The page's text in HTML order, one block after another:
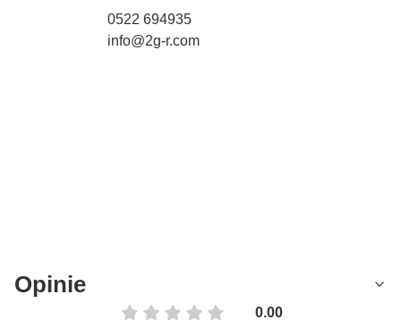
0522 694935
info@2g-r.com
Opinie
0.00